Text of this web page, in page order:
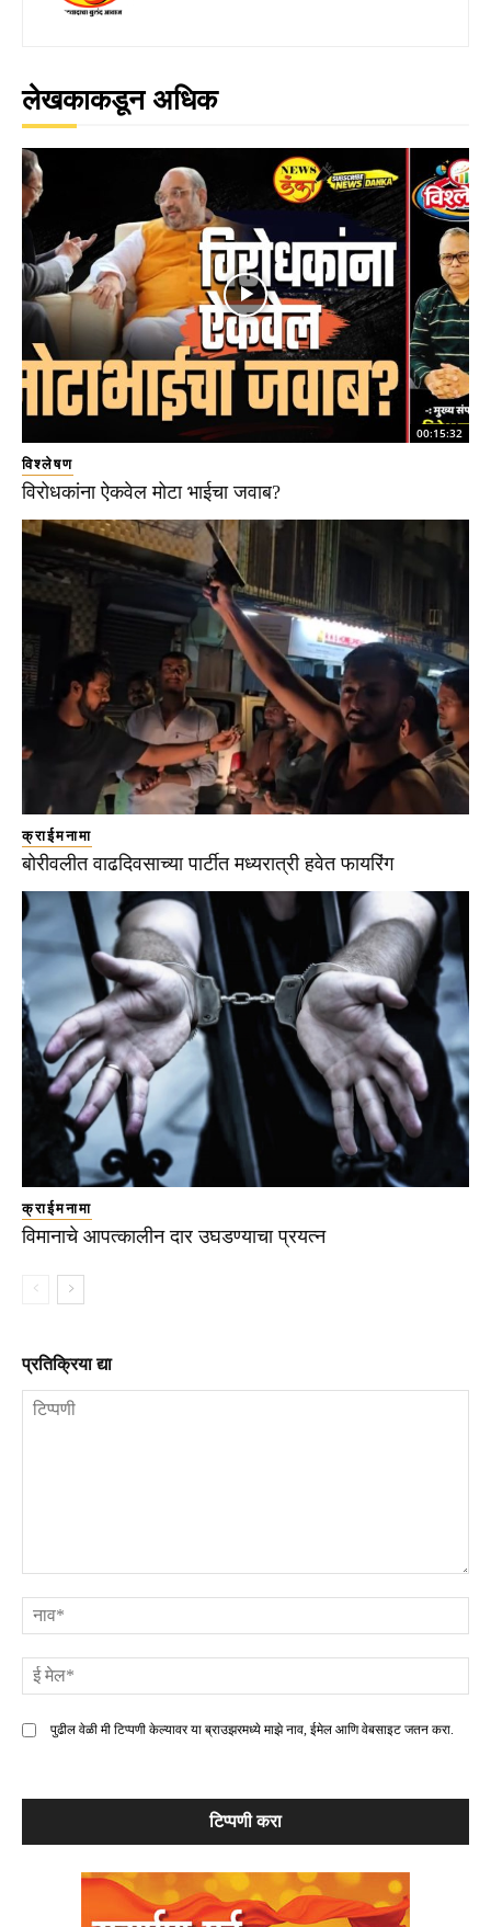
लेखकाकडून अधिक
00:15:32
विश्लेषण
विरोधकांना ऐकवेल मोटा भाईचा जवाब?
क्राईमनामा
बोरीवलीत वाढदिवसाच्या पार्टीत मध्यरात्री हवेत फायरिंग
क्राईमनामा
विमानाचे आपत्कालीन दार उघडण्याचा प्रयत्न
प्रतिक्रिया द्या
पुढील वेळी मी टिप्पणी केल्यावर या ब्राउझरमध्ये माझे नाव, ईमेल आणि वेबसाइट जतन करा.